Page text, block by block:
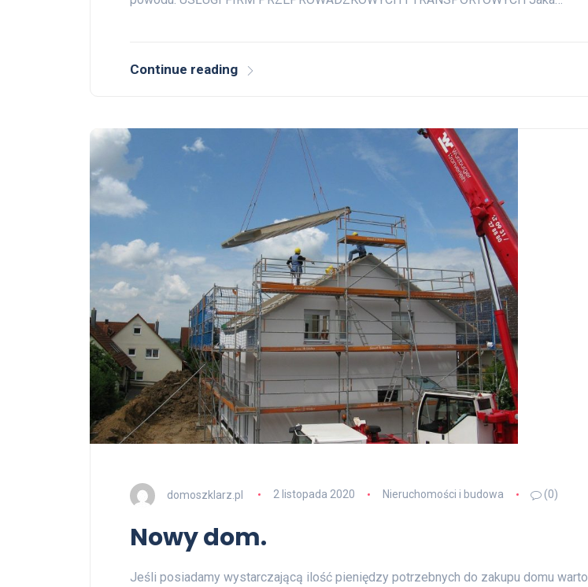
Continue reading
domoszklarz.pl 2 listopada 2020 Nieruchomości i budowa (0)
Nowy dom.
Jeśli posiadamy wystarczającą ilość pieniędzy potrzebnych do zakupu domu warto